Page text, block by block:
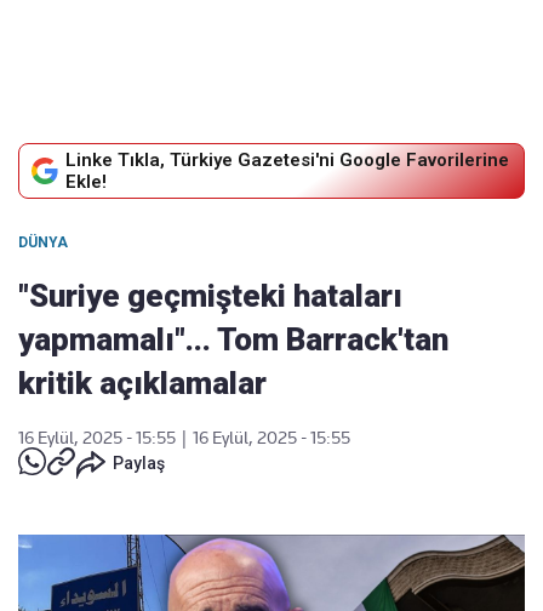
Linke Tıkla, Türkiye Gazetesi'ni Google Favorilerine
Ekle!
DÜNYA
"Suriye geçmişteki hataları
yapmamalı"... Tom Barrack'tan
kritik açıklamalar
16 Eylül, 2025 - 15:55
16 Eylül, 2025 - 15:55
Paylaş